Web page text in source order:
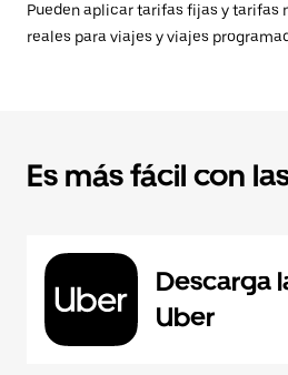
Pueden aplicar tarifas fijas y tarifas
reales para viajes y viajes
Es más fácil con
Descarga
Uber